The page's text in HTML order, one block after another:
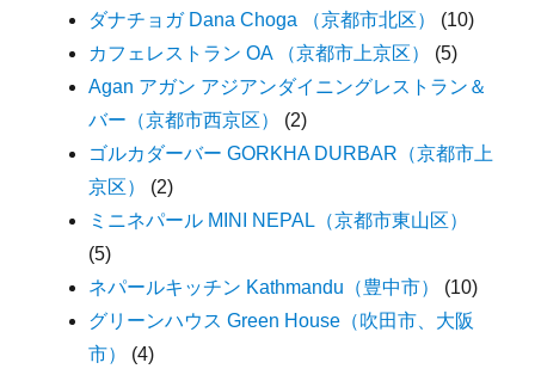
ダナチョガ Dana Choga （京都市北区）
(10)
カフェレストラン OA （京都市上京区）
(5)
Agan アガン アジアンダイニングレストラン＆
バー（京都市西京区）
(2)
ゴルカダーバー GORKHA DURBAR（京都市上
京区）
(2)
ミニネパール MINI NEPAL（京都市東山区）
(5)
ネパールキッチン Kathmandu（豊中市）
(10)
グリーンハウス Green House（吹田市、大阪
市）
(4)